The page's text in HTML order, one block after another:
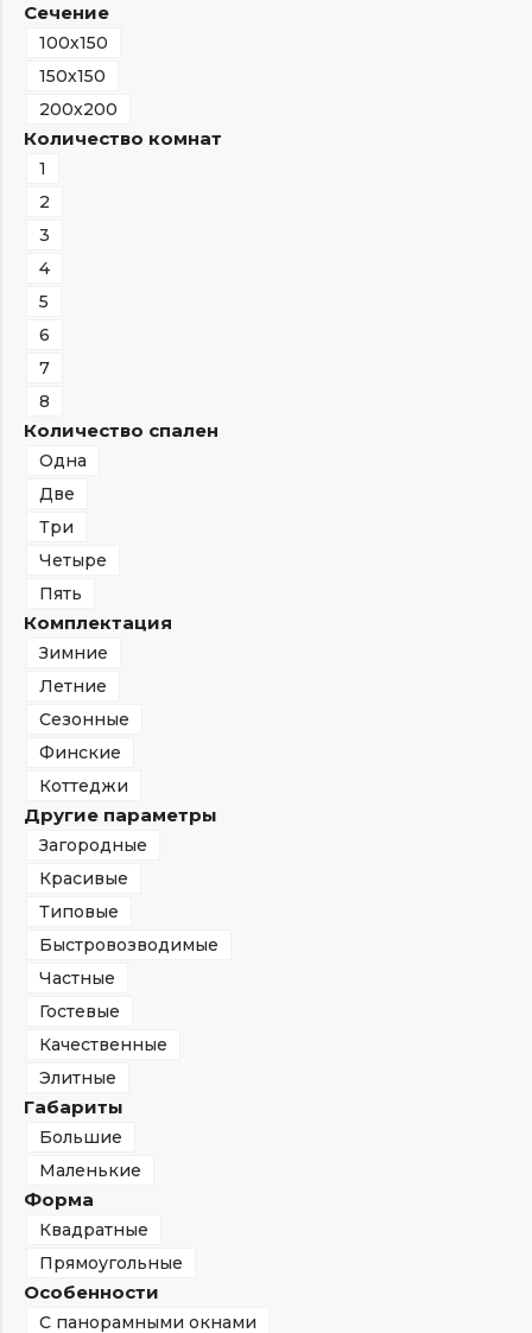
Сечение
100х150
150х150
200х200
Количество комнат
1
2
3
4
5
6
7
8
Количество спален
Одна
Две
Три
Четыре
Пять
Комплектация
Зимние
Летние
Сезонные
Финские
Коттеджи
Другие параметры
Загородные
Красивые
Типовые
Быстровозводимые
Частные
Гостевые
Качественные
Элитные
Габариты
Большие
Маленькие
Форма
Квадратные
Прямоугольные
Особенности
С панорамными окнами